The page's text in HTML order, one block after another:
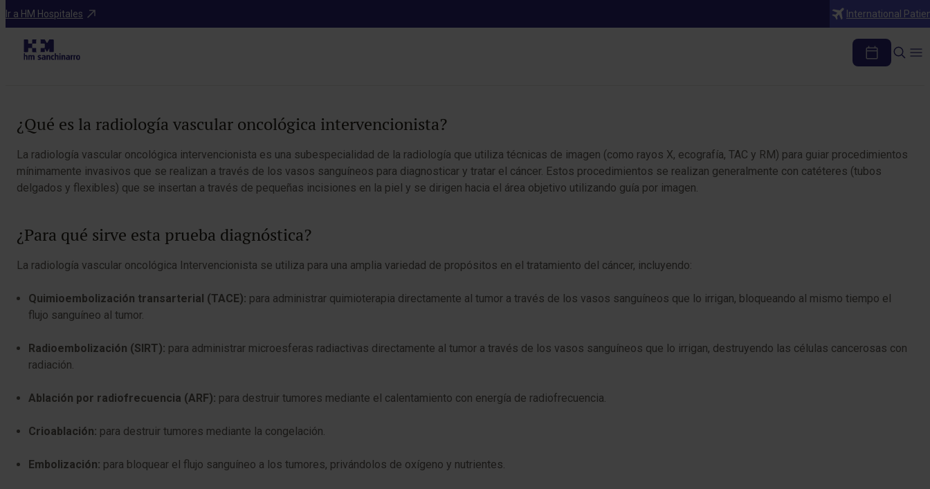
Ir a HM Hospitales International
Diagnosticos
Radiología vascular oncológica intervencionista
¿Qué es la radiología vascular oncológica intervencionista?
La radiología vascular oncológica intervencionista es una subespecialidad de la radiología que utiliza técnicas de imagen (como rayos X, ecografía, TAC y RM) para guiar procedimientos
mínimamente invasivos que se realizan a través de los vasos sanguíneos para diagnosticar y tratar el cáncer. Estos procedimientos se realizan generalmente con catéteres (tubos
delgados y flexibles) que se insertan a través de pequeñas incisiones en la piel y se dirigen hacia el área objetivo utilizando guía por imagen.
¿Para qué sirve esta prueba diagnóstica?
La radiología vascular oncológica Intervencionista se utiliza para una amplia variedad de propósitos en el tratamiento del cáncer, incluyendo:
Quimioembolización transarterial (TACE): para administrar quimioterapia directamente al tumor a través de los vasos sanguíneos que lo irrigan, bloqueando al mismo tiempo el
flujo sanguíneo al tumor.
Radioembolización (SIRT): para administrar microesferas radiactivas directamente al tumor a través de los vasos sanguíneos que lo irrigan, destruyendo las células cancerosas con
radiación.
Ablación por radiofrecuencia (ARF): para destruir tumores mediante el calentamiento con energía de radiofrecuencia.
Crioablación: para destruir tumores mediante la congelación.
Embolización: para bloquear el flujo sanguíneo a los tumores, privándolos de oxígeno y nutrientes.